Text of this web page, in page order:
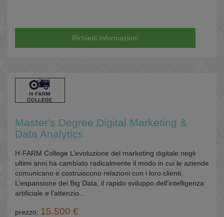
Richiedi Informazioni
Master's Degree Digital Marketing &
Data Analytics
H-FARM College L’evoluzione del marketing digitale negli
ultimi anni ha cambiato radicalmente il modo in cui le aziende
comunicano e costruiscono relazioni con i loro clienti.
L’espansione dei Big Data, il rapido sviluppo dell’intelligenza
artificiale e l’attenzio...
prezzo: 15.500 €